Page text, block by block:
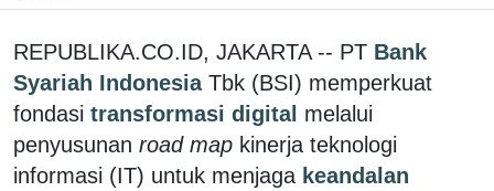
REPUBLIKA.CO.ID, JAKARTA -- PT Bank
Syariah Indonesia Tbk (BSI) memperkuat
fondasi transformasi digital melalui
penyusunan road map kinerja teknologi
informasi (IT) untuk menjaga keandalan